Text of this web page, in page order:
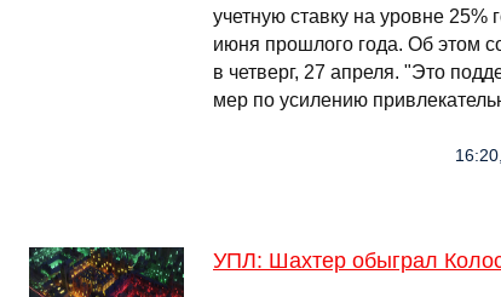
учетную ставку на уровне 25%
июня прошлого года. Об этом
в четверг, 27 апреля. "Это
мер по усилению
УПЛ: Шахтер обыграл